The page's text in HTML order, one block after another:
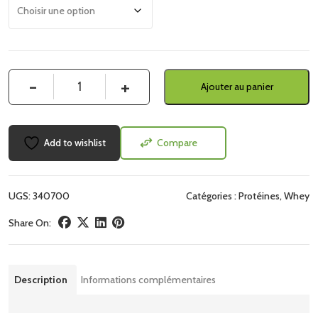
Ajouter au panier
Add to wishlist Compare
UGS:340700 Catégories :Protéines, Whey
Share On:
Description Informations complémentaires